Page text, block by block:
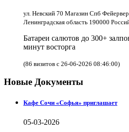
ул. Невский 70 Магазин Спб
Ленинградская область 190000
Батареи салютов до 300+
минут восторга
(86 визитов с 26-06-2026 08:46:00)
Новые Документы
Кафе Сочи «Софья» приглашает
05-03-2026